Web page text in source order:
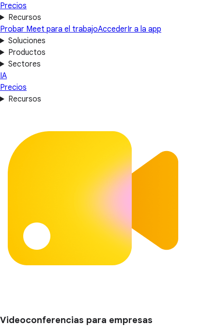
Precios
Recursos
Probar Meet para el trabajoAccederIr a la app
Soluciones
Productos
Sectores
IA
Precios
Recursos
Videoconferencias para empresas